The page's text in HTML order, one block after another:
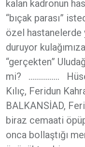
kalan kadronun
“bıçak parası”
özel hastanelerde
duruyor
“gerçekten”
mi? …………….
Kılıç, Feridun
BALKANSİAD,
biraz cemaati öpüp
onca bollaştığı